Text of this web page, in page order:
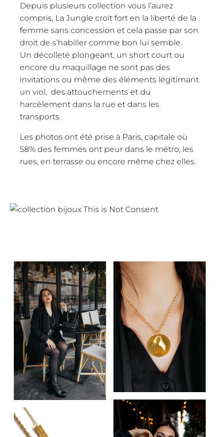
Depuis plusieurs collection vous l’aurez
compris, La Jungle croit fort en la liberté de la
femme sans concession et cela passe par son
droit de s’habiller comme bon lui semble.
Un décolleté plongeant, un short court ou
encore du maquillage ne sont pas des
invitations ou même des éléments légitimant
un viol, des attouchements et du
harcèlement dans la rue et dans les
transports.
Les photos ont été prise à Paris, capitale où
58% des femmes ont peur dans le métro, les
rues, en terrasse ou encore même chez elles.